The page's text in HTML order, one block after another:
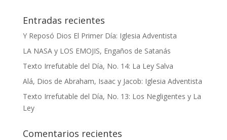
Entradas recientes
Y Reposó Dios El Primer Día: Iglesia Adventista
LA NASA y LOS EMOJIS, Engaños de Satanás
Texto Irrefutable del Día, No. 14: La Ley Salva
Alá, Dios de Abraham, Isaac y Jacob: Iglesia Adventista
Texto Irrefutable del Día, No. 13: Los Negligentes y La
Ley
Comentarios recientes